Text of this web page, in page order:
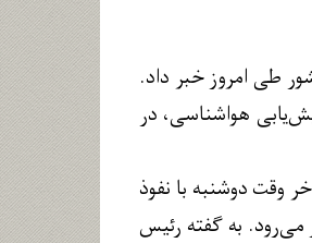
طی امروز خبر داد.
هواشناسی، در
وقت دوشنبه با نفوذ
می‌رود. به گفته رئیس